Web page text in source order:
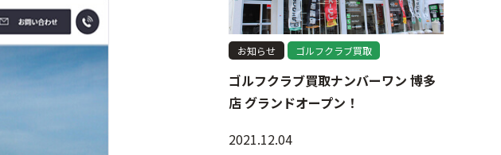
お知らせ ゴルフクラブ買取
ゴルフクラブ買取ナンバーワン 博多
店 グランドオープン！
2021.12.04